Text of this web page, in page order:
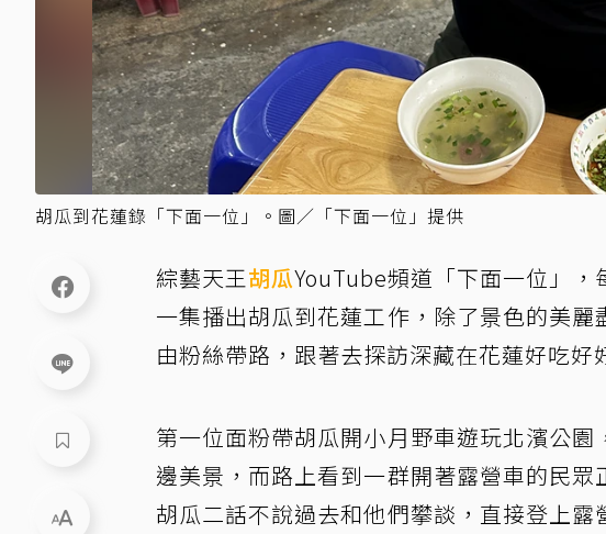
胡瓜到花蓮錄「下面一位」。圖／「下面一位」提供
綜藝天王胡瓜YouTube頻道「下面一位」
一集播出胡瓜到花蓮工作，除了景色的美
由粉絲帶路，跟著去探訪深藏在花蓮好吃好
第一位面粉帶胡瓜開小月野車遊玩北濱公
邊美景，而路上看到一群開著露營車的民
胡瓜二話不說過去和他們攀談，直接登上